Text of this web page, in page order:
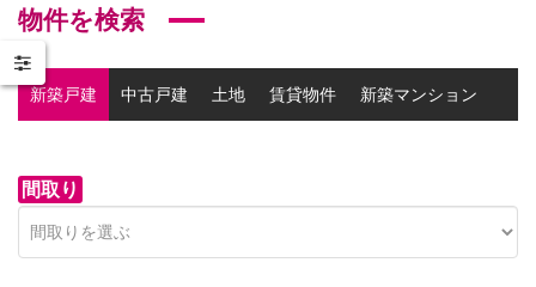
物件を検索
新築戸建 中古戸建 土地 賃貸物件 新築マンション
間取り